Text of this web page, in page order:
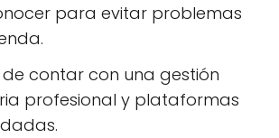
para evitar problemas
contar con una gestión
profesional y plataformas